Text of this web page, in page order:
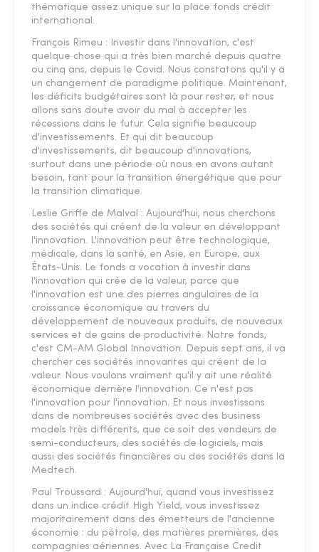
thématique assez unique sur la place fonds crédit
international.
François Rimeu : Investir dans l'innovation, c'est
quelque chose qui a très bien marché depuis quatre
ou cinq ans, depuis le Covid. Nous constatons qu'il y a
un changement de paradigme politique. Maintenant,
les déficits budgétaires sont là pour rester, et nous
allons sans doute avoir du mal à accepter les
récessions dans le futur. Cela signifie beaucoup
d'investissements. Et qui dit beaucoup
d'investissements, dit beaucoup d'innovations,
surtout dans une période où nous en avons autant
besoin, tant pour la transition énergétique que pour
la transition climatique.
Leslie Griffe de Malval : Aujourd'hui, nous cherchons
des sociétés qui créent de la valeur en développant
l'innovation. L'innovation peut être technologique,
médicale, dans la santé, en Asie, en Europe, aux
États-Unis. Le fonds a vocation à investir dans
l'innovation qui crée de la valeur, parce que
l'innovation est une des pierres angulaires de la
croissance économique au travers du
développement de nouveaux produits, de nouveaux
services et de gains de productivité. Notre fonds,
c'est CM-AM Global Innovation. Depuis sept ans, il va
chercher ces sociétés innovantes qui créent de la
valeur. Nous voulons vraiment qu'il y ait une réalité
économique derrière l'innovation. Ce n'est pas
l'innovation pour l'innovation. Et nous investissons
dans de nombreuses sociétés avec des business
models très différents, que ce soit des vendeurs de
semi-conducteurs, des sociétés de logiciels, mais
aussi des sociétés financières ou des sociétés dans la
Medtech.
Paul Troussard : Aujourd'hui, quand vous investissez
dans un indice crédit High Yield, vous investissez
majoritairement dans des émetteurs de l'ancienne
économie : du pétrole, des matières premières, des
compagnies aériennes. Avec La Française Credit